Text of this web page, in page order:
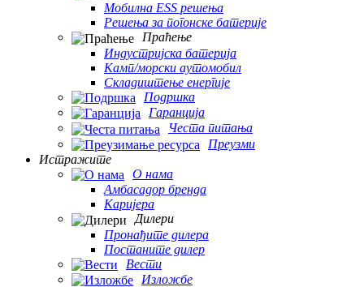
Мобилна ESS решења
Решења за погонске батерије
Праћење
Индустријска батерија
Камп/морски аутомобил
Складиштење енергије
Подршка
Гаранција
Честа питања
Преузми
Истражите
О нама
Амбасадор бренда
Каријера
Дилери
Пронађите дилера
Постаните дилер
Вести
Изложбе